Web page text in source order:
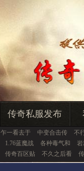
传奇私服发布
乍一看去于 中变合击传
不
1.76蓝魔战 各种毒气和
传奇百区贴 不久之后看